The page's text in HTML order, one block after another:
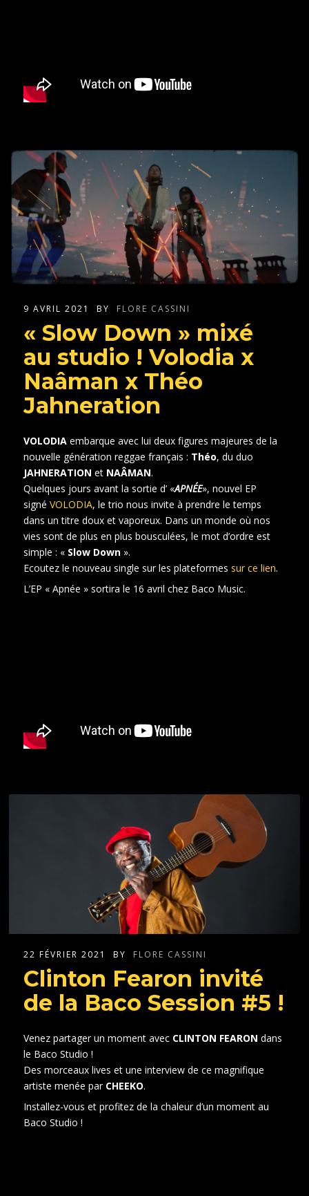
9 AVRIL 2021 BY FLORE CASSINI
« Slow Down » mixé
au studio ! Volodia x
Naâman x Théo
Jahneration
VOLODIA embarque avec lui deux figures majeures de la
nouvelle génération reggae français : Théo, du duo
JAHNERATION et NAÂMAN.
Quelques jours avant la sortie d’ «APNÉE», nouvel EP
signéVOLODIA, le trio nous invite à prendre le temps
dans un titre doux et vaporeux. Dans un monde où nos
vies sont de plus en plus bousculées, le mot d’ordre est
simple : « Slow Down ».
Ecoutez le nouveau single sur les plateformessur ce lien.
L’EP « Apnée » sortira le 16 avril chez Baco Music.
22 FÉVRIER 2021 BY FLORE CASSINI
Clinton Fearon invité
de la Baco Session #5 !
Venez partager un moment avec CLINTON FEARON dans
le Baco Studio !
Des morceaux lives et une interview de ce magnifique
artiste menée par CHEEKO.
Installez-vous et profitez de la chaleur d’un moment au
Baco Studio !